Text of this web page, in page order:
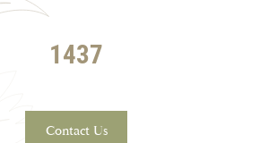
1437
Contact Us